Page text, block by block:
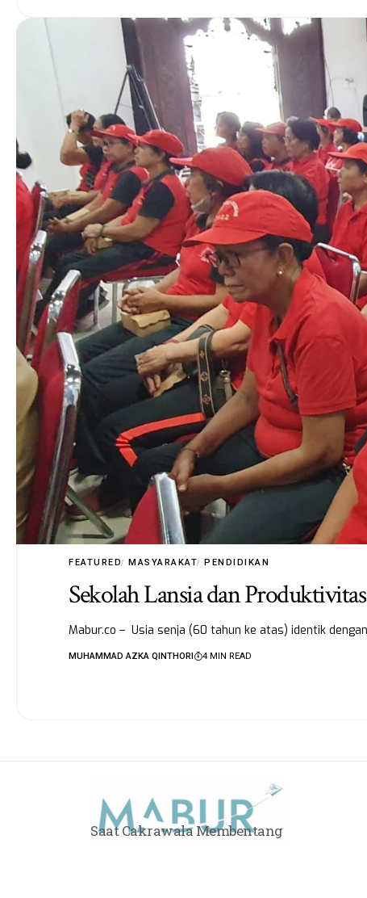
FEATURED MASYARAKAT PENDIDIKAN
Sekolah Lansia dan
Mabur.co – Usia senja (60 tahun ke atas) identik
MUHAMMAD AZKA QINTHORI 4 MIN READ
Saat Cakrawala Membentang